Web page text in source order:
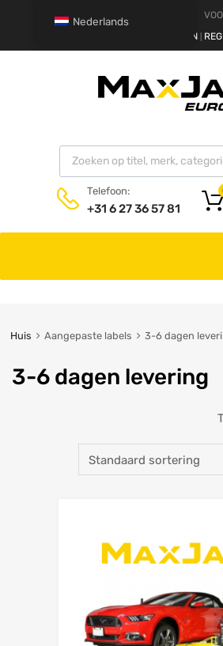
AANMELDEN
Telefoon:
+31 6 27 36 57 81
Huis Aangepaste labels 3-6 dagen
3-6 dagen levering
Nederlands